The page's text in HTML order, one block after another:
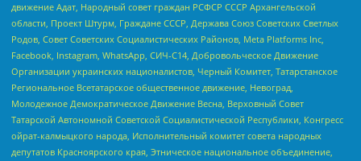
движение Адат, Народный совет граждан РСФСР СССР Архангельской
области, Проект Штурм, Граждане СССР, Держава Союз Советских Светлых
Родов, Совет Советских Социалистических Районов, Meta Platforms Inc,
Facebook, Instagram, WhatsApp, СИЧ-С14, Добровольческое Движение
Организации украинских националистов, Черный Комитет, Татарстанское
Региональное Всетатарское общественное движение, Невоград,
Молодежное Демократическое Движение Весна, Верховный Совет
Татарской Автономной Советской Социалистической Республики, Конгресс
ойрат-калмыцкого народа, Исполнительный комитет совета народных
депутатов Красноярского края, Этническое национальное объединение,